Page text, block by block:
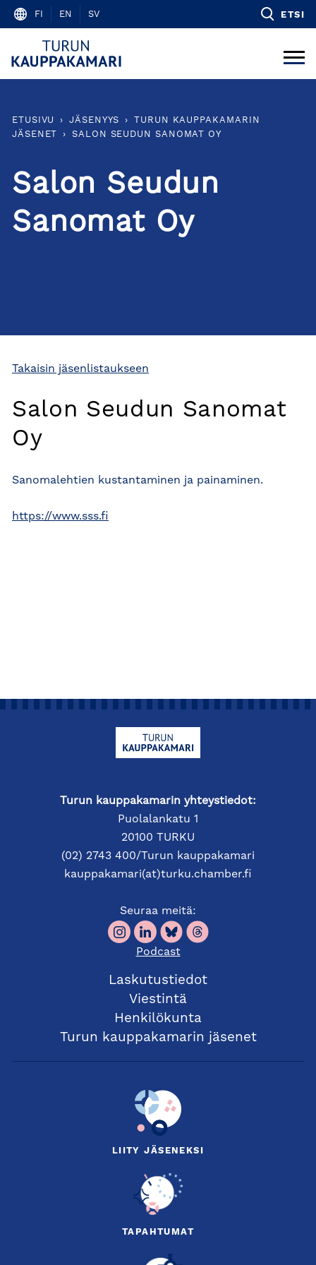
Skip
content
FI EN SV ETSI
ETUSIVU › JÄSENYYS ›
TURUN KAUPPAKAMARIN
JÄSENET
› SALON SEUDUN SANOMAT OY
Salon Seudun
Sanomat Oy
Takaisin jäsenlistaukseen
Salon Seudun Sanomat
Oy
Sanomalehtien kustantaminen ja painaminen.
https://www.sss.fi
Turun kauppakamarin yhteystiedot:
Puolalankatu 1
20100 TURKU
(02) 2743 400/Turun kauppakamari
kauppakamari(at)turku.chamber.fi
Seuraa meitä:
Podcast
Laskutustiedot
Viestintä
Henkilökunta
Turun kauppakamarin jäsenet
LIITY JÄSENEKSI
TAPAHTUMAT